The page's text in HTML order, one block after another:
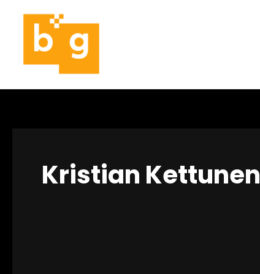
sisältöön
Kristian Kettunen